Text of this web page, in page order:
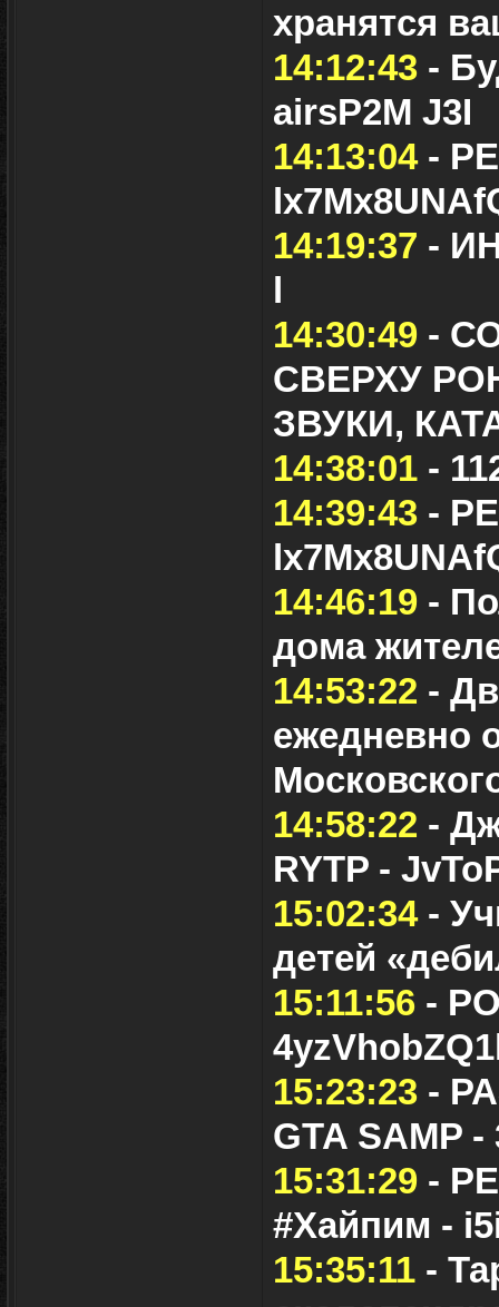
хранятся
14:12:43 -
airsP2M J3I
14:13:04-
14:19:37 -
l
14:30:49 -
СВЕРХУ
ЗВУКИ,
14:38:01 -
14:39:43 -
14:46:19 -
дома
14:53:22 -
ежедневно
14:58:22 -
RYTP -
15:02:34-
детей
15:11:56 -
15:23:23 -
GTA SAMP
15:31:29 -
#Хайпим -
15:35:11 -